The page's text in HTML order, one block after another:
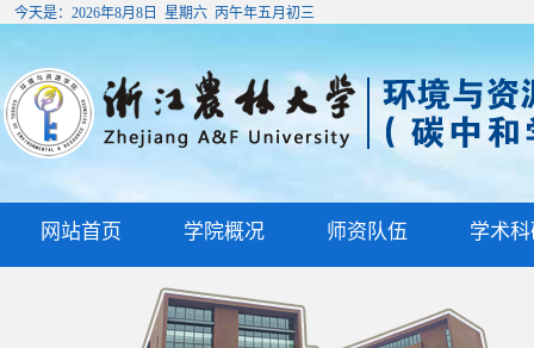
今天是： 2026年8月8日 星期六 丙午年五月初三
网站首页 学院概况 师资队伍 学术